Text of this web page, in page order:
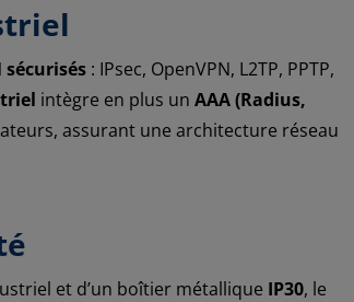
sécurisés : IPsec, OpenVPN, L2TP, PPTP,
intègre en plus un AAA (Radius,
assurant une architecture réseau
et d’un boîtier métallique IP30, le